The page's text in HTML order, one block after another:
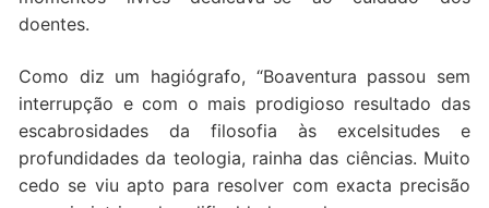
doentes.
Como diz um hagiógrafo, “Boaventura passou sem
interrupção e com o mais prodigioso resultado das
escabrosidades da filosofia às excelsitudes e
profundidades da teologia, rainha das ciências. Muito
cedo se viu apto para resolver com exacta precisão